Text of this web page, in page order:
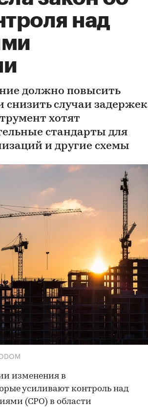
над
должно повысить
снизить случаи задержек
хотят
стандарты для
и другие схемы
изменения в
усиливают контроль над
(СРО) в области